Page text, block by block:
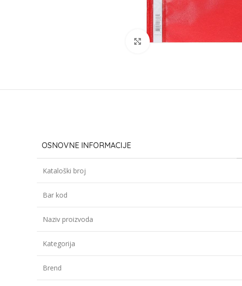
Click to enlarge
OSNOVNE INFORMACIJE
Kataloški broj
Bar kod
Naziv proizvoda
Kategorija
Brend